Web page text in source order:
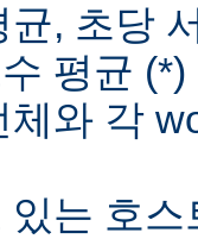
균, 초당
평균 (*)
체와 각
는 호